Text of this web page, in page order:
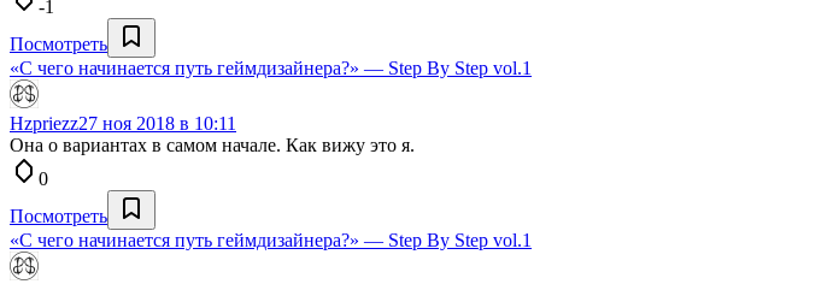
-1
Посмотреть
«С чего начинается путь геймдизайнера?» — Step By Step vol.1
Hzpriezz27 ноя 2018 в 10:11
Она о вариантах в самом начале. Как вижу это я.
0
Посмотреть
«С чего начинается путь геймдизайнера?» — Step By Step vol.1